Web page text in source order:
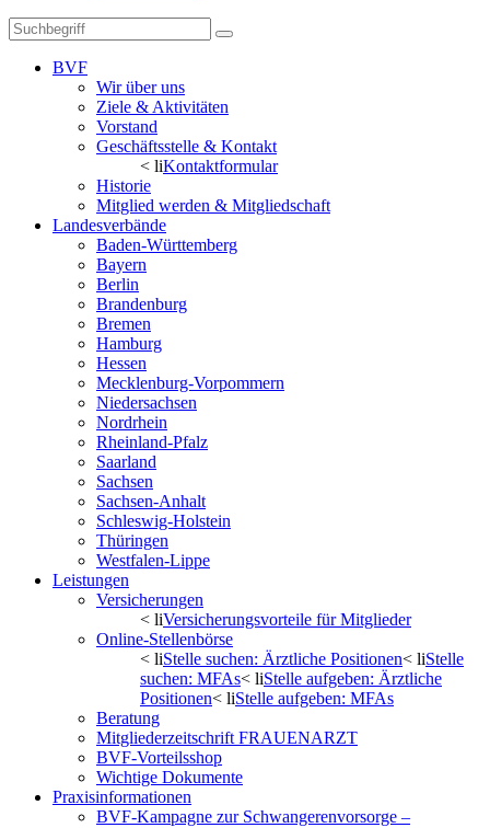
BVF
Wir über uns
Ziele & Aktivitäten
Vorstand
Geschäftsstelle & Kontakt
< liKontaktformular
Historie
Mitglied werden & Mitgliedschaft
Landesverbände
Baden-Württemberg
Bayern
Berlin
Brandenburg
Bremen
Hamburg
Hessen
Mecklenburg-Vorpommern
Niedersachsen
Nordrhein
Rheinland-Pfalz
Saarland
Sachsen
Sachsen-Anhalt
Schleswig-Holstein
Thüringen
Westfalen-Lippe
Leistungen
Versicherungen
< liVersicherungsvorteile für Mitglieder
Online-Stellenbörse
< liStelle suchen: Ärztliche Positionen< liStelle
suchen: MFAs< liStelle aufgeben: Ärztliche
Positionen< liStelle aufgeben: MFAs
Beratung
Mitgliederzeitschrift FRAUENARZT
BVF-Vorteilsshop
Wichtige Dokumente
Praxisinformationen
BVF-Kampagne zur Schwangerenvorsorge –